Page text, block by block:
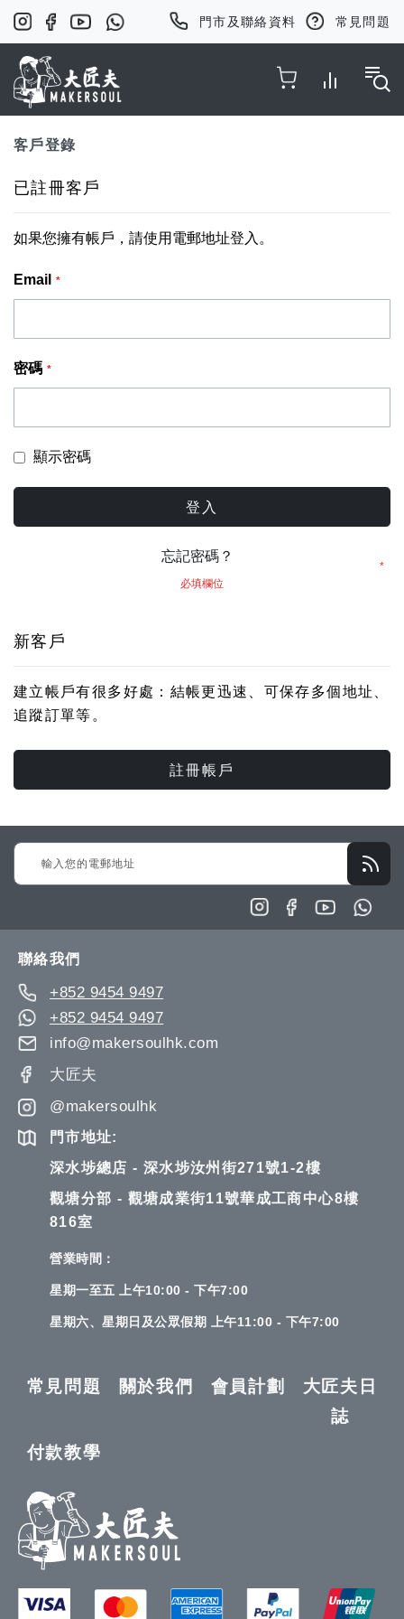
門市及聯絡資料 常見問題
客戶登錄
已註冊客戶
如果您擁有帳戶，請使用電郵地址登入。
Email
密碼
顯示密碼
登入
忘記密碼？
新客戶
建立帳戶有很多好處：結帳更迅速、可保存多個地址、
追蹤訂單等。
註冊帳戶
Sign
Up
聯絡我們
+852 9454 9497
+852 9454 9497
info@makersoulhk.com
大匠夫
@makersoulhk
門市地址:
深水埗總店 - 深水埗汝州街271號1-2樓
觀塘分部 - 觀塘成業街11號華成工商中心8樓
816室
營業時間：
星期一至五 上午10:00 - 下午7:00
星期六、星期日及公眾假期 上午11:00 - 下午7:00
常見問題 關於我們 會員計劃
大匠夫日
誌
付款教學